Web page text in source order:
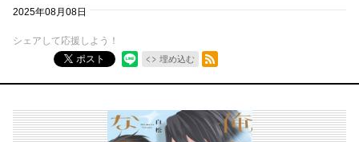
2025年08月08日
シェアして応援しよう！
ポスト
埋め込む
RSSフィード